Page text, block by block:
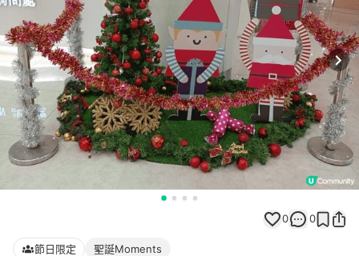
0 0
節日限定 聖誕Moments